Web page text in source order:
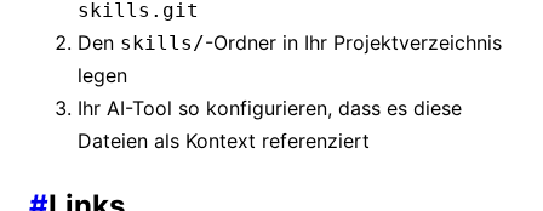
skills.git
Den skills/-Ordner in Ihr Projektverzeichnis
legen
Ihr AI-Tool so konfigurieren, dass es diese
Dateien als Kontext referenziert